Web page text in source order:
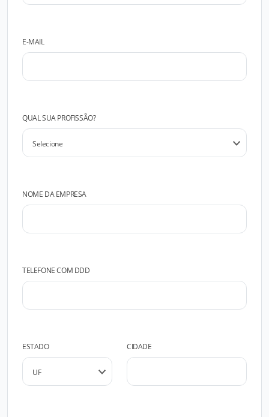
E-MAIL
QUAL SUA PROFISSÃO?
NOME DA EMPRESA
TELEFONE COM DDD
ESTADO CIDADE